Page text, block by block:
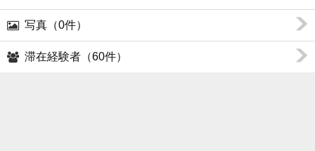
写真（0件）
滞在経験者（60件）